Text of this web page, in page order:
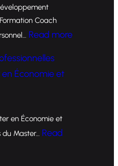
Coach
Read more:
Économie et
en Économie et
du Master… Read